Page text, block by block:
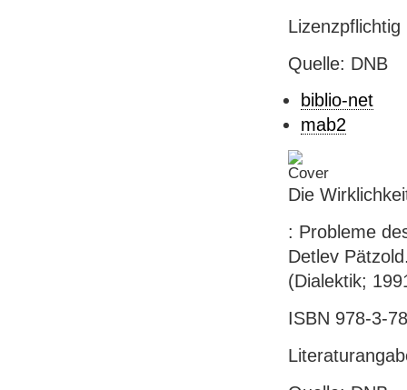
Lizenzpflichtig
Quelle: DNB
biblio-net
mab2
Die
: Probleme
Detlev
(Dialektik;
ISBN 978-3-